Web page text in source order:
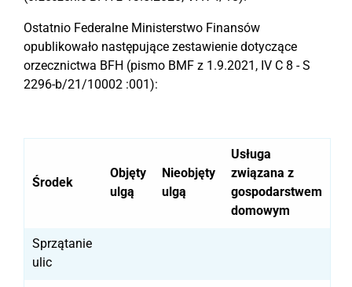
Ostatnio Federalne Ministerstwo Finansów
opublikowało następujące zestawienie dotyczące
orzecznictwa BFH (pismo BMF z 1.9.2021, IV C 8 - S
2296-b/21/10002 :001):
Środek
Objęty
ulgą
Nieobjęty
ulgą
Usługa
związana z
gospodarstwem
domowym
Sprzątanie
ulic